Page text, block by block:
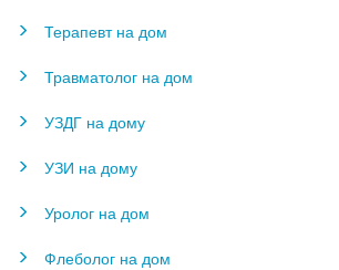
Терапевт на дом
Травматолог на дом
УЗДГ на дому
УЗИ на дому
Уролог на дом
Флеболог на дом